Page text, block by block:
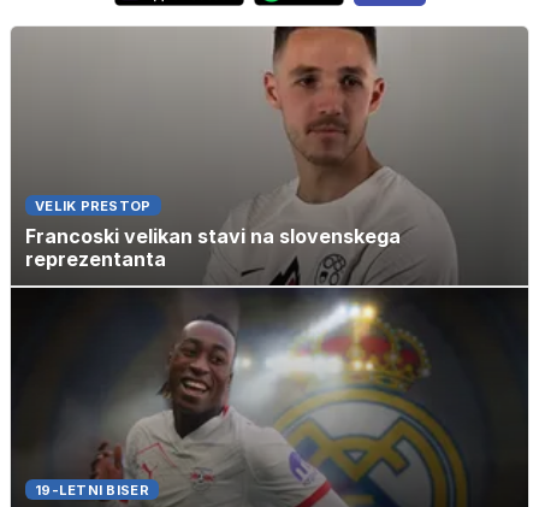
VELIK PRESTOP
Francoski velikan stavi na slovenskega
reprezentanta
19-LETNI BISER